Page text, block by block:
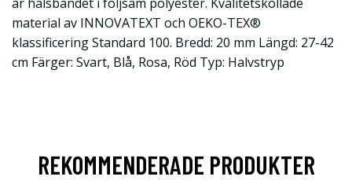
material av INNOVATEXT och OEKO-TEX®
klassificering Standard 100. Bredd: 20 mm Längd: 27-42
cm Färger: Svart, Blå, Rosa, Röd Typ: Halvstryp
REKOMMENDERADE PRODUKTER